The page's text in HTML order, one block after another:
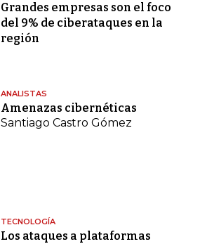
Grandes empresas son el foco
del 9% de ciberataques en la
región
ANALISTAS
Amenazas cibernéticas
Santiago Castro Gómez
TECNOLOGÍA
Los ataques a plataformas